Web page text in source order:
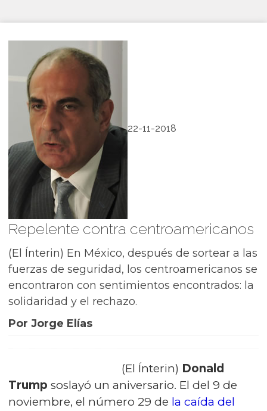
22-11-2018
Repelente contra centroamericanos
(El Ínterin) En México, después de sortear a las
fuerzas de seguridad, los centroamericanos se
encontraron con sentimientos encontrados: la
solidaridad y el rechazo.
Por Jorge Elías
(El Ínterin) Donald
Trump soslayó un aniversario. El del 9 de
noviembre, el número 29 de la caída del